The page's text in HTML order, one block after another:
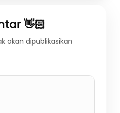
👋🏻
akan dipublikasikan